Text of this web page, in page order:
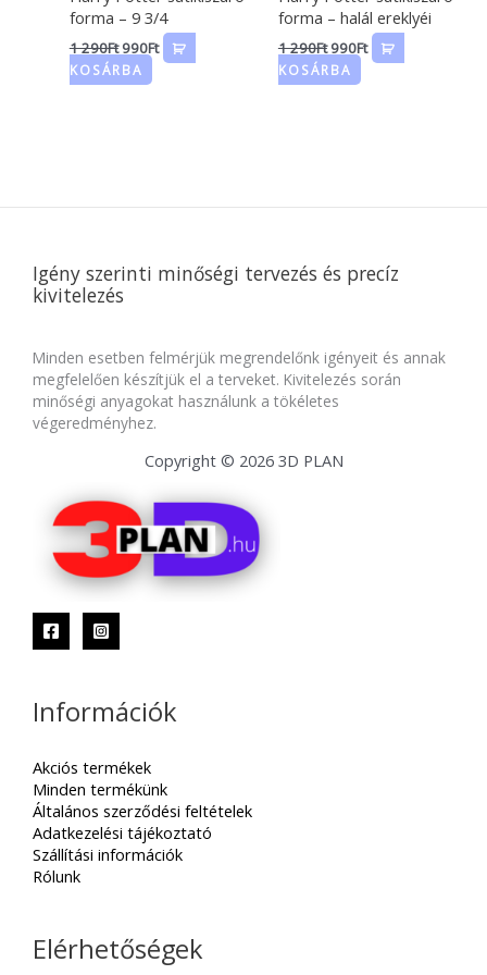
forma – 9 3/4
1 290Ft 990Ft
KOSÁRBA
forma – halál ereklyéi
1 290Ft 990Ft
KOSÁRBA
Igény szerinti minőségi tervezés és precíz
kivitelezés
Minden esetben felmérjük megrendelőnk igényeit és annak
megfelelően készítjük el a terveket. Kivitelezés során
minőségi anyagokat használunk a tökéletes
végeredményhez.
Copyright © 2026 3D PLAN
Információk
Akciós termékek
Minden termékünk
Általános szerződési feltételek
Adatkezelési tájékoztató
Szállítási információk
Rólunk
Elérhetőségek